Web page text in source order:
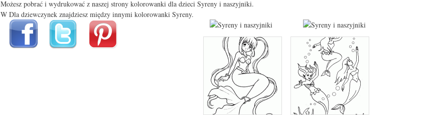
Możesz pobrać i wydrukować z naszej strony kolorowanki dla dzieci Syreny i naszyjniki.
W Dla dziewczynek znajdziesz między innymi kolorowanki Syreny.